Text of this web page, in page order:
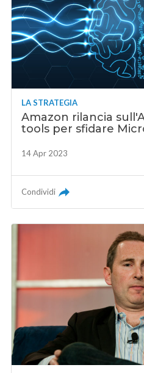
LA STRATEGIA
Amazon rilancia
tools per sfidare
14 Apr 2023
Condividi